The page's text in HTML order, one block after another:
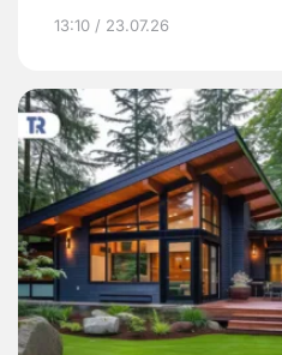
13:10 / 23.07.26